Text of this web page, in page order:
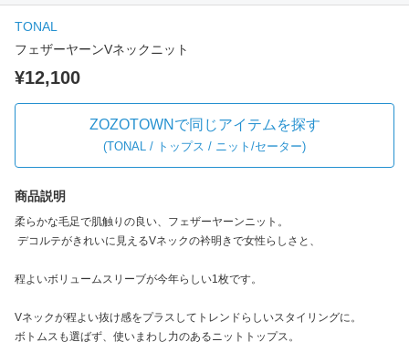
TONAL
フェザーヤーンVネックニット
¥12,100
ZOZOTOWNで同じアイテムを探す
(TONAL / トップス / ニット/セーター)
商品説明
柔らかな毛足で肌触りの良い、フェザーヤーンニット。
デコルテがきれいに見えるVネックの衿明きで女性らしさと、
程よいボリュームスリーブが今年らしい1枚です。
Vネックが程よい抜け感をプラスしてトレンドらしいスタイリングに。
ボトムスも選ばず、使いまわし力のあるニットトップス。